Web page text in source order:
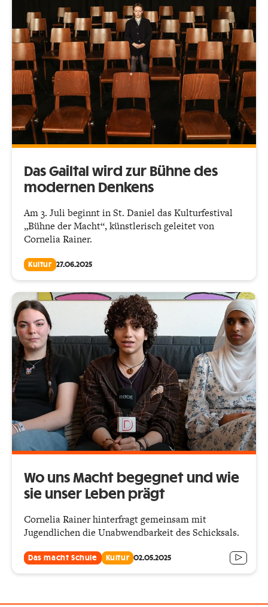
Das Gailtal wird zur Bühne des
modernen Denkens
Am 3. Juli beginnt in St. Daniel das Kulturfestival
„Bühne der Macht“, künstlerisch geleitet von
Cornelia Rainer.
Kultur 27.06.2025
Wo uns Macht begegnet und wie
sie unser Leben prägt
Cornelia Rainer hinterfragt gemeinsam mit
Jugendlichen die Unabwendbarkeit des Schicksals.
Das macht Schule Kultur 02.05.2025